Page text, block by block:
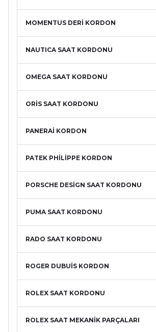
MOMENTUS DERİ KORDON
NAUTICA SAAT KORDONU
OMEGA SAAT KORDONU
ORİS SAAT KORDONU
PANERAİ KORDON
PATEK PHİLİPPE KORDON
PORSCHE DESİGN SAAT KORDONU
PUMA SAAT KORDONU
RADO SAAT KORDONU
ROGER DUBUİS KORDON
ROLEX SAAT KORDONU
ROLEX SAAT MEKANİK PARÇALARI